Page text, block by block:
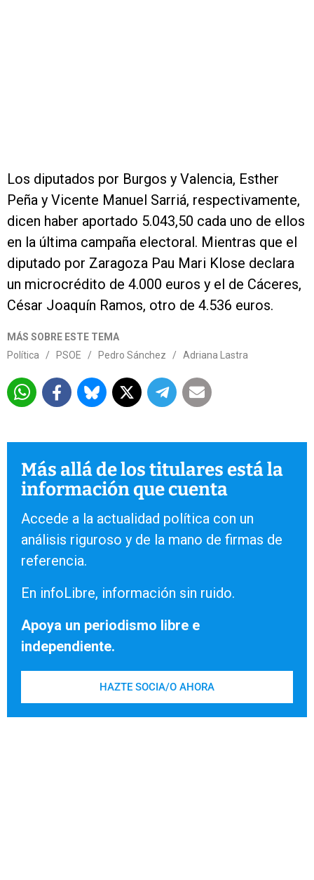
Los diputados por Burgos y Valencia, Esther
Peña y Vicente Manuel Sarriá, respectivamente,
dicen haber aportado 5.043,50 cada uno de ellos
en la última campaña electoral. Mientras que el
diputado por Zaragoza Pau Mari Klose declara
un microcrédito de 4.000 euros y el de Cáceres,
César Joaquín Ramos, otro de 4.536 euros.
MÁS SOBRE ESTE TEMA
Política
/ PSOE / Pedro Sánchez / Adriana Lastra
Más allá de los titulares está la
información que cuenta
Accede a la actualidad política con un
análisis riguroso y de la mano de firmas de
referencia.
En infoLibre, información sin ruido.
Apoya un periodismo libre e
independiente.
HAZTE SOCIA/O AHORA